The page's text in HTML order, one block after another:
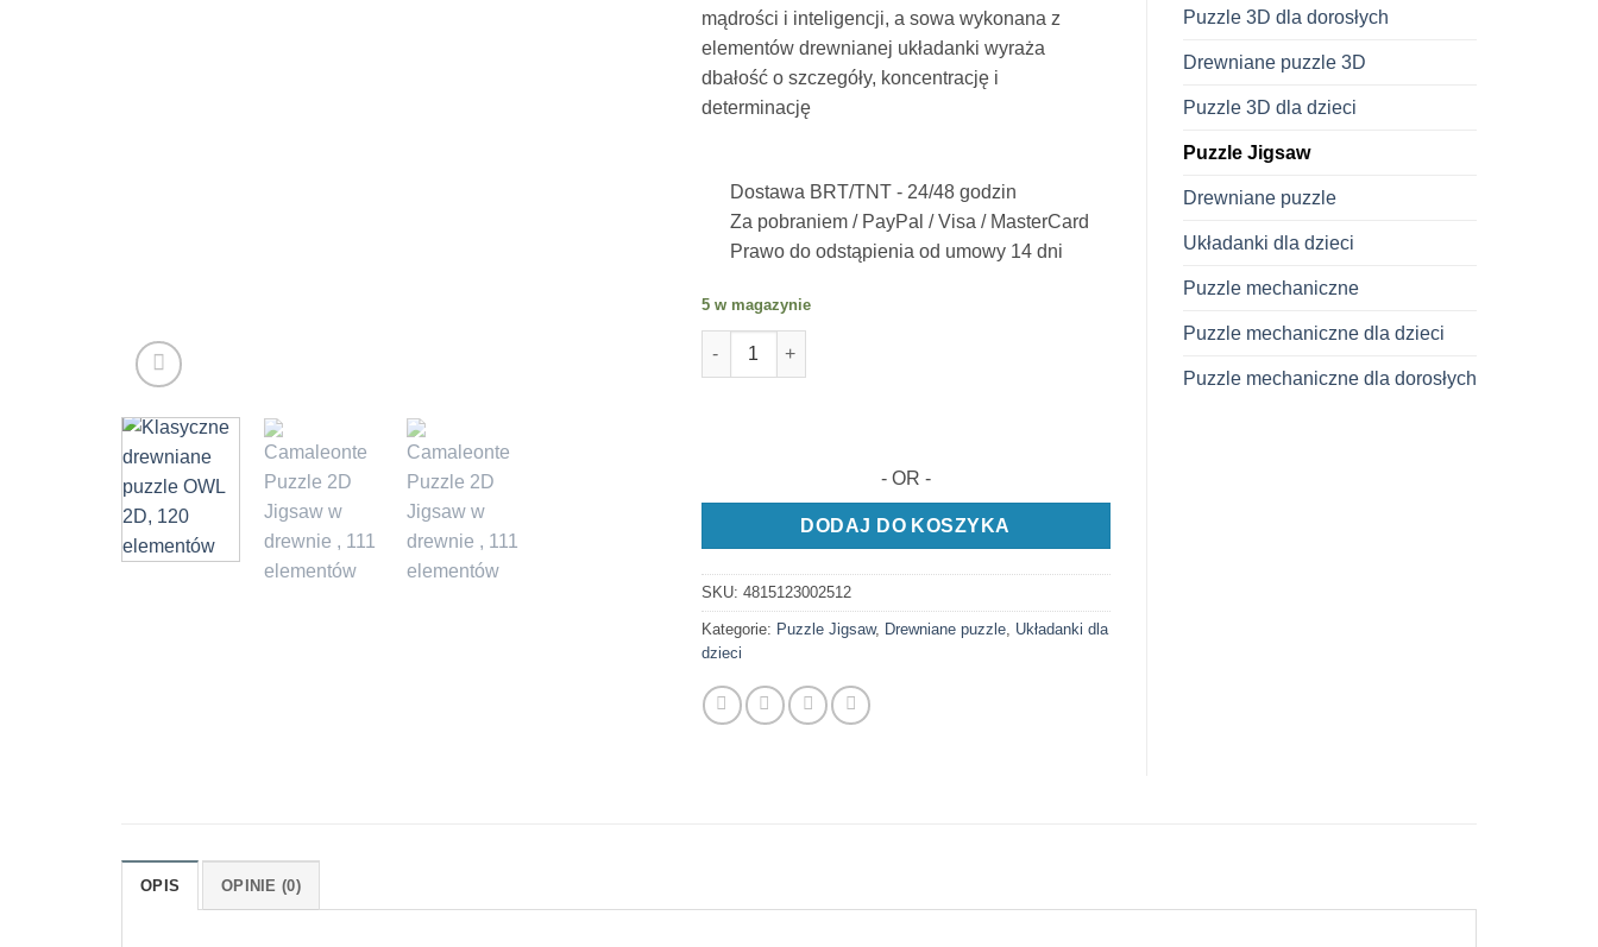
mądrości i inteligencji, a sowa wykonana z
elementów drewnianej układanki wyraża
dbałość o szczegóły, koncentrację i
determinację
Dostawa BRT/TNT -24/48 godzin
Za pobraniem / PayPal / Visa / MasterCard
Prawo do odstąpienia od umowy 14 dni
5 w magazynie
ilość GUFO Puzzle 2D w drewnie, 120 elementów
- OR -
DODAJ DO KOSZYKA
SKU: 4815123002512
Kategorie: Puzzle Jigsaw, Drewniane puzzle, Układanki dla
dzieci
Puzzle 3D dla dorosłych
Drewniane puzzle 3D
Puzzle 3D dla dzieci
Puzzle Jigsaw
Drewniane puzzle
Układanki dla dzieci
Puzzle mechaniczne
Puzzle mechaniczne dla dzieci
Puzzle mechaniczne dla dorosłych
OPIS OPINIE (0)